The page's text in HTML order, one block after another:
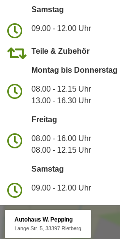
Samstag
09.00 - 12.00 Uhr
Teile & Zubehör
Montag bis Donnerstag
08.00 - 12.15 Uhr
13.00 - 16.30 Uhr
Freitag
08.00 - 16.00 Uhr
08.00 - 12.15 Uhr
Samstag
09.00 - 12.00 Uhr
Autohaus W. Pepping
Lange Str. 5, 33397 Rietberg